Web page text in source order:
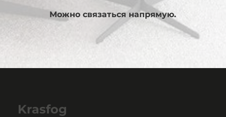
Можно связаться напрямую.
Krasfog